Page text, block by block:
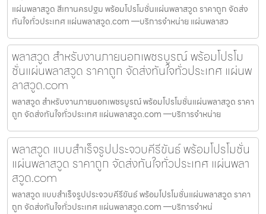
แผ่นพลาสวูด สีเทานครปฐม พร้อมโปรโมชั่นแผ่นพลาสวูด ราคาถูก จัดส่ง
ทันใจทั่วประเทศ แผ่นพลาสวูด.com —บริการจำหน่าย แผ่นพลาสว
พลาสวูด สำหรับงานภายนอกเพชรบูรณ์ พร้อมโปรโม
ชั่นแผ่นพลาสวูด ราคาถูก จัดส่งทันใจทั่วประเทศ แผ่นพ
ลาสวูด.com
พลาสวูด สำหรับงานภายนอกเพชรบูรณ์ พร้อมโปรโมชั่นแผ่นพลาสวูด ราคา
ถูก จัดส่งทันใจทั่วประเทศ แผ่นพลาสวูด.com —บริการจำหน่าย
พลาสวูด แบบสำเร็จรูปประจวบคีรีขันธ์ พร้อมโปรโมชั่น
แผ่นพลาสวูด ราคาถูก จัดส่งทันใจทั่วประเทศ แผ่นพลา
สวูด.com
พลาสวูด แบบสำเร็จรูปประจวบคีรีขันธ์ พร้อมโปรโมชั่นแผ่นพลาสวูด ราคา
ถูก จัดส่งทันใจทั่วประเทศ แผ่นพลาสวูด.com —บริการจำหน่